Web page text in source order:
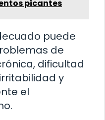
picantes
puede
de
dificultad
y
el